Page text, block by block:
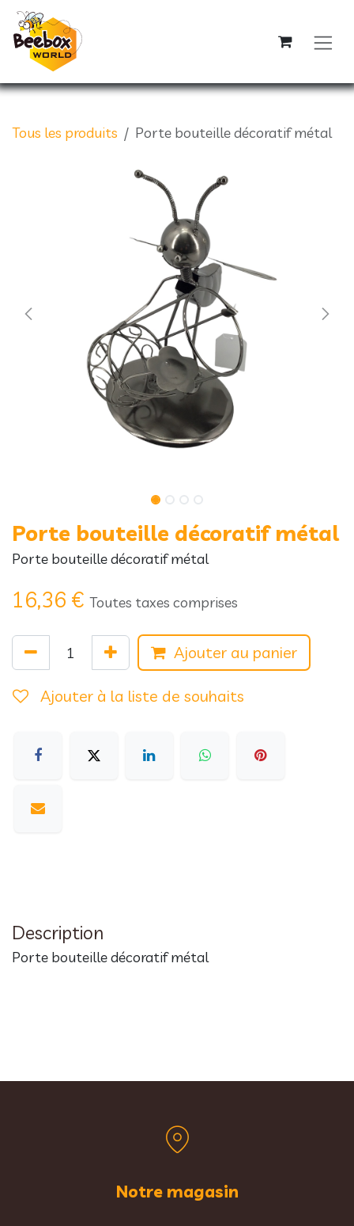
Se rendre au contenu
Tous les produits Porte bouteille décoratif métal
Porte bouteille décoratif métal
Porte bouteille décoratif métal
16,36 € Toutes taxes comprises
Ajouter au panier
Ajouter à la liste de souhaits
Description
Porte bouteille décoratif métal
Notre magasin